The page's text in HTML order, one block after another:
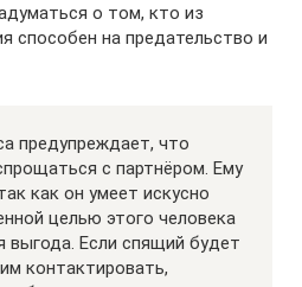
о том, кто из
способен на предательство и
предупреждает, что
с партнёром. Ему
как он умеет искусно
целью этого человека
выгода. Если спящий будет
контактировать,